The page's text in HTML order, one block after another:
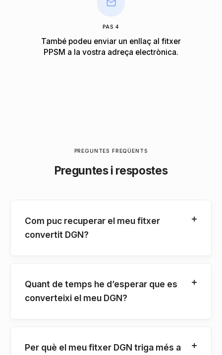
PAS 4
També podeu enviar un enllaç al fitxer
PPSM a la vostra adreça electrònica.
PREGUNTES FREQÜENTS
Preguntes i respostes
Com puc recuperar el meu fitxer
convertit DGN?
Quant de temps he d’esperar que es
converteixi el meu DGN?
Per què el meu fitxer DGN triga més a